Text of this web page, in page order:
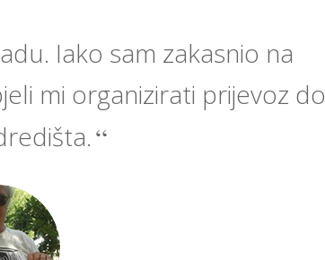
Iako sam zakasnio na
mi organizirati prijevoz do